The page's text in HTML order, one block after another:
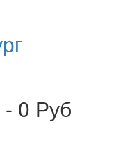
0 Руб